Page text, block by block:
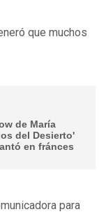
que muchos
de María
del Desierto'
en fránces
para